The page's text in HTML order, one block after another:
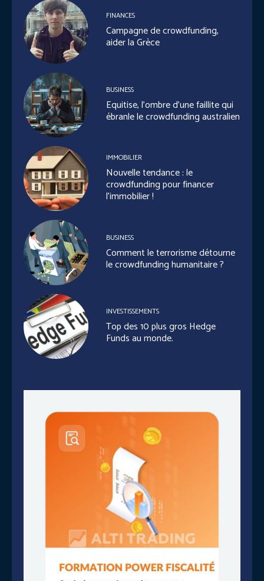
FINANCES
Campagne de crowdfunding,
aider la Grèce
BUSINESS
Equitise, l’ombre d’une faillite qui
ébranle le crowdfunding australien
IMMOBILIER
Nouvelle tendance : le
crowdfunding pour financer
l’immobilier !
BUSINESS
Comment le terrorisme détourne
le crowdfunding humanitaire ?
INVESTISSEMENTS
Top des 10 plus gros Hedge
Funds au monde.